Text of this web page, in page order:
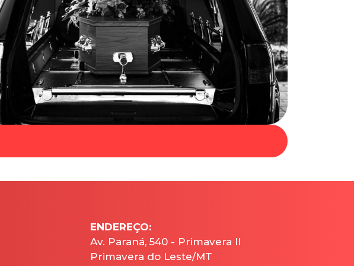
ENDEREÇO:
Av. Paraná, 540 - Primavera II
Primavera do Leste/MT